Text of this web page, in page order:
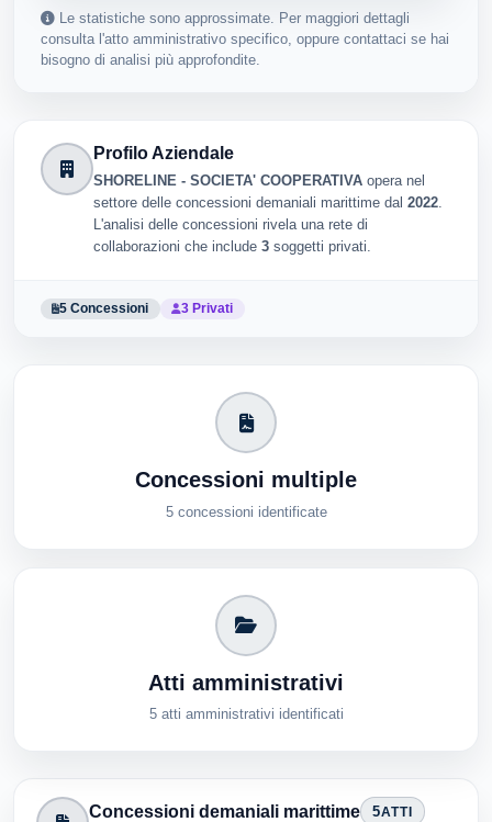
Le statistiche sono approssimate. Per maggiori dettagli
consulta l'atto amministrativo specifico, oppure contattaci se hai
bisogno di analisi più approfondite.
Profilo Aziendale
SHORELINE - SOCIETA' COOPERATIVA opera nel
settore delle concessioni demaniali marittime dal 2022.
L'analisi delle concessioni rivela una rete di
collaborazioni che include 3 soggetti privati.
5 Concessioni 3 Privati
Concessioni multiple
5 concessioni identificate
Atti amministrativi
5 atti amministrativi identificati
Concessioni demaniali marittime 5ATTI